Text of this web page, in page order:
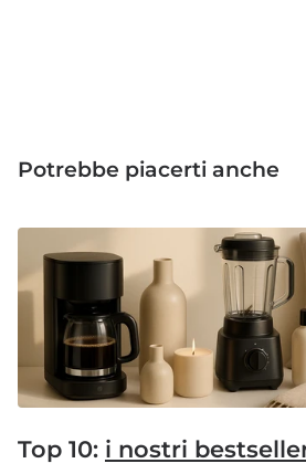
Potrebbe piacerti anche
Top 10: i nostri